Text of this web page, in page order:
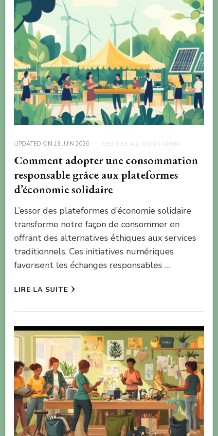
UPDATED ON 13 JUIN 2026 GESTES AU QUOTIDIEN
Comment adopter une consommation
responsable grâce aux plateformes
d’économie solidaire
L’essor des plateformes d’économie solidaire
transforme notre façon de consommer en
offrant des alternatives éthiques aux services
traditionnels. Ces initiatives numériques
favorisent les échanges responsables …
LIRE LA SUITE